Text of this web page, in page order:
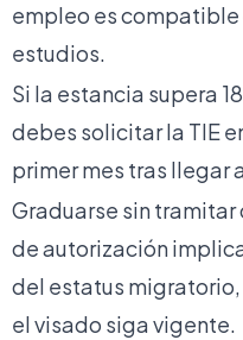
empleo es compatible
estudios.
Si la estancia supera
debes solicitar la TIE
primer mes tras llegar
Graduarse sin tramitar
de autorización
del estatus migratorio,
el visado siga vigente.